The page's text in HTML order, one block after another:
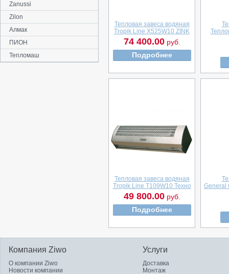
Тепловая завеса водяная
Tropik Line X525W10 ZINK
74 400.00руб.
Подробнее
Тепловая завеса водяная
Tropik Line T109W10 Техно
49 800.00руб.
Подробнее
General
Zanussi
Zilon
Алмак
ПИОН
Тепломаш
Компания Ziwo
О компании Ziwo
Новости компании
Услуги
Доставка
Монтаж